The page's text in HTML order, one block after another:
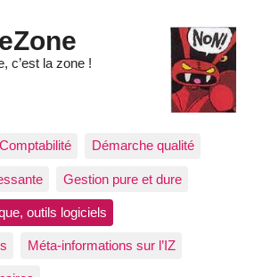
c’est la zone !
Comptabilité Démarche qualité
Gestion pure et dure
outils logiciels
Méta-informations sur l’IZ